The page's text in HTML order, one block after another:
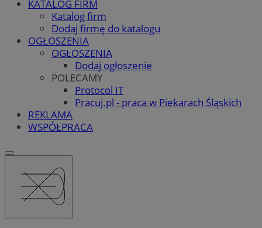
KATALOG FIRM
Katalog firm
Dodaj firmę do katalogu
OGŁOSZENIA
OGŁOSZENIA
Dodaj ogłoszenie
POLECAMY
Protocol IT
Pracuj.pl - praca w Piekarach Śląskich
REKLAMA
WSPÓŁPRACA